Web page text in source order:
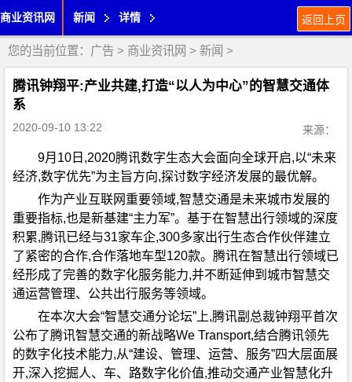
商业资讯网 新闻 详情 返回上页
您的当前位置： 广告 > 商业资讯网 > 新闻 >
腾讯钟翔平:产业共建,打造“以人为中心”的智慧交通体
系
2020-09-10 13:22 来源：
9月10日,2020腾讯数字生态大会面向全球开启,以“未来
经济,数字优先”为主旨方向,探讨数字经济发展的最优解。
作为产业互联网重要领域,智慧交通是未来城市发展的
重要指标,也是新基建“主力军”。基于在智慧出行领域的深度
积累,腾讯已经与31家车企,300多家出行生态合作伙伴建立
了紧密的合作,合作落地车型120款。腾讯在智慧出行领域已
经形成了完善的数字化服务能力,并不断延伸到城市智慧交
通运营管理、公共出行服务等领域。
在本次大会“智慧交通分论坛”上,腾讯副总裁钟翔平首次
公布了腾讯智慧交通的新战略We Transport,结合腾讯领先
的数字化技术能力,从“建设、管理、运营、服务”四大层面展
开,深入挖掘人、车、路数字化价值,推动交通产业智慧化升